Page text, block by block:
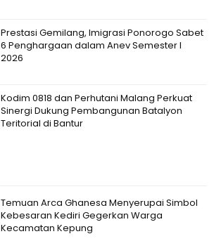
Prestasi Gemilang, Imigrasi Ponorogo Sabet
6 Penghargaan dalam Anev Semester I
2026
Kodim 0818 dan Perhutani Malang Perkuat
Sinergi Dukung Pembangunan Batalyon
Teritorial di Bantur
Temuan Arca Ghanesa Menyerupai Simbol
Kebesaran Kediri Gegerkan Warga
Kecamatan Kepung